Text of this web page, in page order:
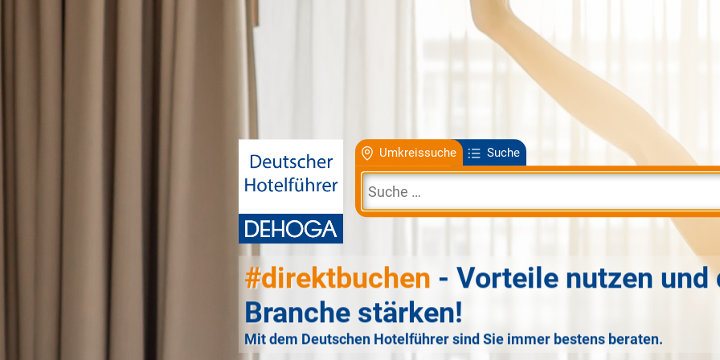
Umkreissuche Suche
#direktbuchen - Vorteile nutzen und
Branche stärken!
Mit dem Deutschen Hotelführer sind Sie immer bestens beraten.